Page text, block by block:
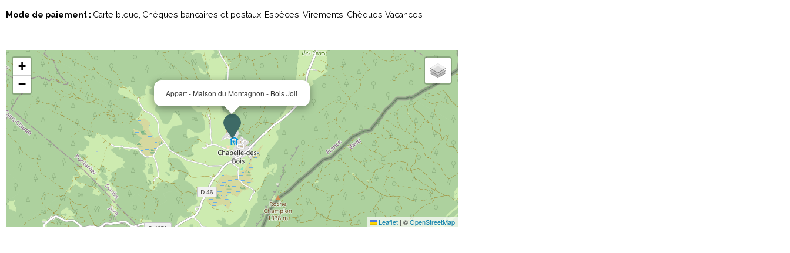
Mode de paiement : Carte bleue Chèques bancaires et postaux Espèces Virements Chèques Vacances
Appart - Maison du Montagnon - Bois Joli
+
−
Leaflet | ©OpenStreetMap